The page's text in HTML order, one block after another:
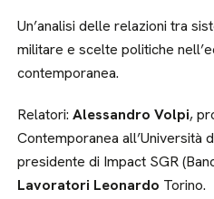
Un’analisi delle relazioni tra
militare e scelte politiche
contemporanea.
Relatori:Alessandro Volpi,
Contemporanea all’Università
presidente di Impact SGR
Lavoratori Leonardo Torino.